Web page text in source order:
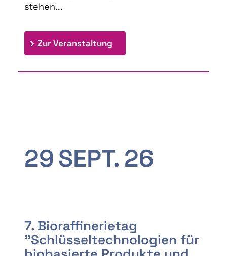
stehen...
Zur Veranstaltung
29SEPT. 26
7. Bioraffinerietag
"Schlüsseltechnologien für